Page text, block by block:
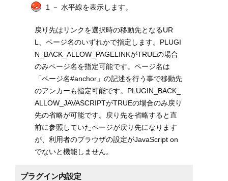
1 － 水平線を表示します。
戻り先はリンクを選択時の移動先となるUR
L、ページ名のいずれかで指定します。PLUGI
N_BACK_ALLOW_PAGELINKがTRUEの場合
のみページ名を指定可能です。ページ名は
「ページ名#anchor」の記述を行う事で移動先
のアンカーも指定可能です。PLUGIN_BACK_
ALLOW_JAVASCRIPTがTRUEの場合のみ戻り
先の省略が可能です。戻り先を省略すると直
前に参照していたページが戻り先になります
が、利用者のブラウザの設定がJavaScript on
でないと機能しません。
プラグイン内設定